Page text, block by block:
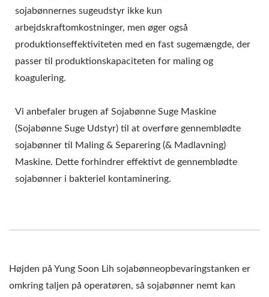
sojabønnernes sugeudstyr ikke kun
arbejdskraftomkostninger, men øger også
produktionseffektiviteten med en fast sugemængde, der
passer til produktionskapaciteten for maling og
koagulering.
Vi anbefaler brugen af Sojabønne Suge Maskine
(Sojabønne Suge Udstyr) til at overføre gennemblødte
sojabønner til Maling & Separering (& Madlavning)
Maskine. Dette forhindrer effektivt de gennemblødte
sojabønner i bakteriel kontaminering.
Højden på Yung Soon Lih sojabønneopbevaringstanken er
omkring taljen på operatøren, så sojabønner nemt kan